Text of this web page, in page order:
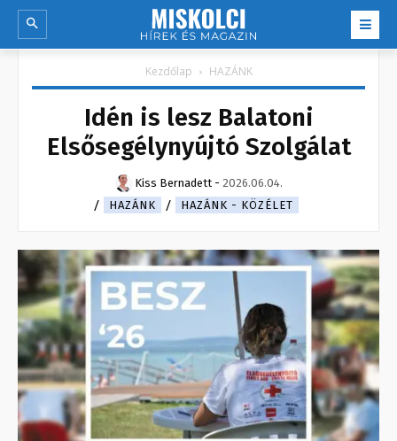
Kezdőlap HAZÁNK
Idén is lesz Balatoni
Elsősegélynyújtó Szolgálat
Kiss Bernadett - 2026.06.04.
HAZÁNK
HAZÁNK - KÖZÉLET